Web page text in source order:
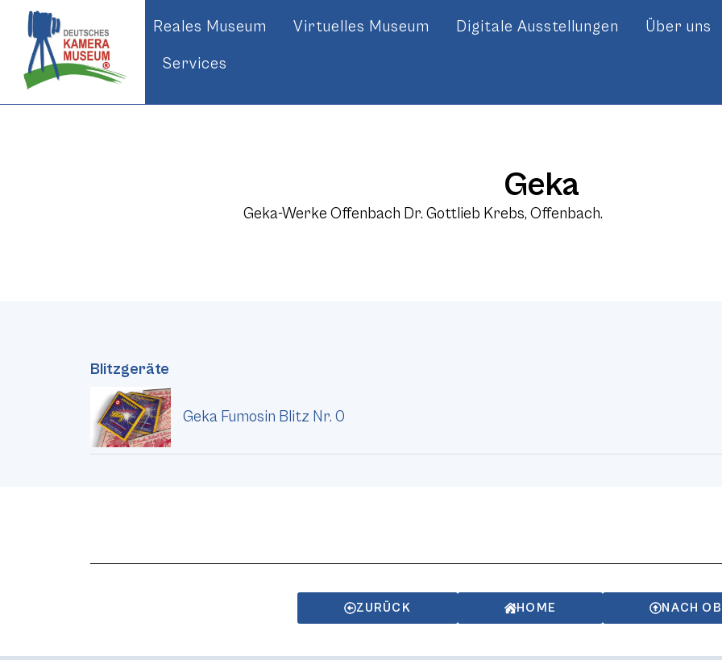
Reales Museum Virtuelles Museum Digitale Ausstellungen Über uns
Services
Geka
Geka-Werke Offenbach Dr. Gottlieb Krebs, Offenbach.
Blitzgeräte
Geka Fumosin Blitz Nr. 0
ZURÜCK HOME NACH